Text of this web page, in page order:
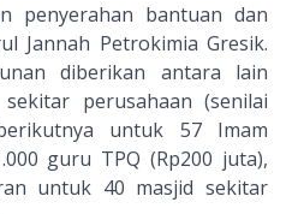
penyerahan bantuan dan
Jannah Petrokimia Gresik.
diberikan antara lain
perusahaan (senilai
untuk 57 Imam
guru TPQ (Rp200 juta),
untuk 40 masjid sekitar